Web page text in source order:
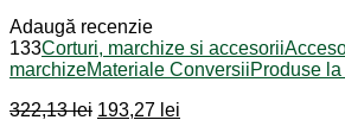
Adaugă recenzie
133Corturi, marchize si accesorii
marchizeMateriale ConversiiProduse la
322,13lei Prețul
193,27 lei